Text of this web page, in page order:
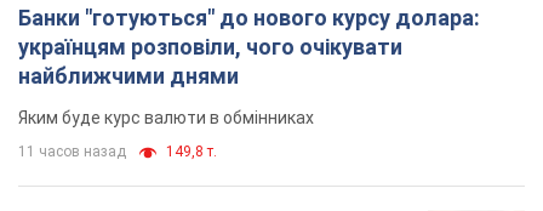
Банки "готуються" до нового курсу долара:
українцям розповіли, чого очікувати
найближчими днями
Яким буде курс валюти в обмінниках
11 часов назад 149,8 т.